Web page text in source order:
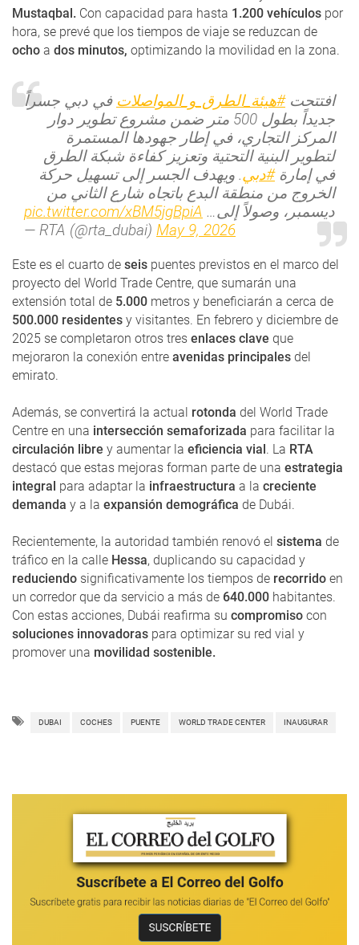
Mustaqbal. Con capacidad para hasta 1.200 vehículos por
hora, se prevé que los tiempos de viaje se reduzcan de
ocho a dos minutos, optimizando la movilidad en la zona.
افتتحت#هيئة_الطرق_و_المواصلات في دبي جسراً
جديداً بطول 500 متر ضمن مشروع تطوير دوار
المركز التجاري، في إطار جهودها المستمرة
لتطوير البنية التحتية وتعزيز كفاءة شبكة الطرق
في إمارة#دبي. ويهدف الجسر إلى تسهيل حركة
الخروج من منطقة البدع باتجاه شارع الثاني من
ديسمبر، وصولاً إلى… pic.twitter.com/xBM5jgBpiA
— RTA (@rta_dubai) May 9, 2026
Este es el cuarto de seis puentes previstos en el marco del
proyecto del World Trade Centre, que sumarán una
extensión total de 5.000 metros y beneficiarán a cerca de
500.000 residentes y visitantes. En febrero y diciembre de
2025 se completaron otros tres enlaces clave que
mejoraron la conexión entre avenidas principales del
emirato.
Además, se convertirá la actual rotonda del World Trade
Centre en una intersección semaforizada para facilitar la
circulación libre y aumentar la eficiencia vial. La RTA
destacó que estas mejoras forman parte de una estrategia
integral para adaptar la infraestructura a la creciente
demanda y a la expansión demográfica de Dubái.
Recientemente, la autoridad también renovó el sistema de
tráfico en la calle Hessa, duplicando su capacidad y
reduciendo significativamente los tiempos de recorrido en
un corredor que da servicio a más de 640.000 habitantes.
Con estas acciones, Dubái reafirma su compromiso con
soluciones innovadoras para optimizar su red vial y
promover una movilidad sostenible.
DUBAI COCHES PUENTE WORLD TRADE CENTER INAUGURAR